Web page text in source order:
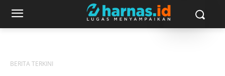
BERITA TERKINI